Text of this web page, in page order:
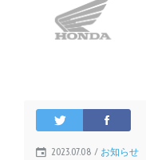
2023.07.08 / お知らせ